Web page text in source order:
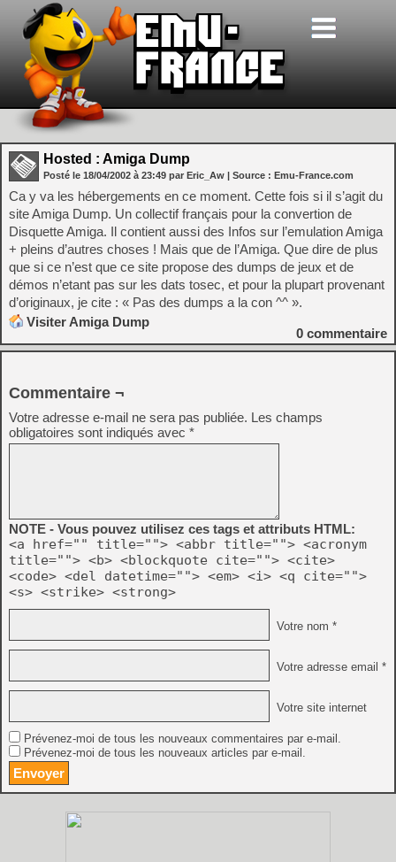
Hosted : Amiga Dump
Posté le 18/04/2002 à 23:49 par Eric_Aw | Source : Emu-France.com
Ca y va les hébergements en ce moment. Cette fois si il s’agit du
site Amiga Dump. Un collectif français pour la convertion de
Disquette Amiga. Il contient aussi des Infos sur l’emulation Amiga
+ pleins d’autres choses ! Mais que de l’Amiga. Que dire de plus
que si ce n’est que ce site propose des dumps de jeux et de
démos n’etant pas sur les dats tosec, et pour la plupart provenant
d’originaux, je cite : « Pas des dumps a la con ^^ ».
Visiter Amiga Dump
0 commentaire
Commentaire ¬
Votre adresse e-mail ne sera pas publiée. Les champs
obligatoires sont indiqués avec *
NOTE - Vous pouvez utilisez ces tags et attributs HTML:
<a href="" title=""> <abbr title=""> <acronym
title=""> <b> <blockquote cite=""> <cite>
<code> <del datetime=""> <em> <i> <q cite="">
<s> <strike> <strong>
Votre nom *
Votre adresse email *
Votre site internet
Prévenez-moi de tous les nouveaux commentaires par e-mail.
Prévenez-moi de tous les nouveaux articles par e-mail.